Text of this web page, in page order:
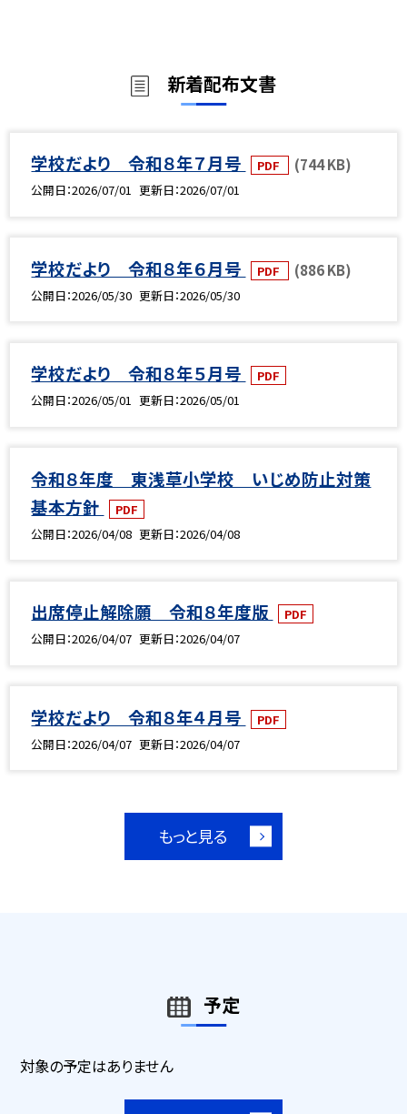
新着配布文書
学校だより 令和８年７月号 PDF (744 KB)
公開日 2026/07/01 更新日 2026/07/01
学校だより 令和８年６月号 PDF (886 KB)
公開日 2026/05/30 更新日 2026/05/30
学校だより 令和８年５月号
PDF
公開日 2026/05/01 更新日 2026/05/01
令和８年度 東浅草小学校 いじめ防止対策
基本方針
PDF
公開日 2026/04/08 更新日 2026/04/08
出席停止解除願 令和８年度版
PDF
公開日 2026/04/07 更新日 2026/04/07
学校だより 令和８年４月号
PDF
公開日 2026/04/07 更新日 2026/04/07
もっと見る
予定
対象の予定はありません